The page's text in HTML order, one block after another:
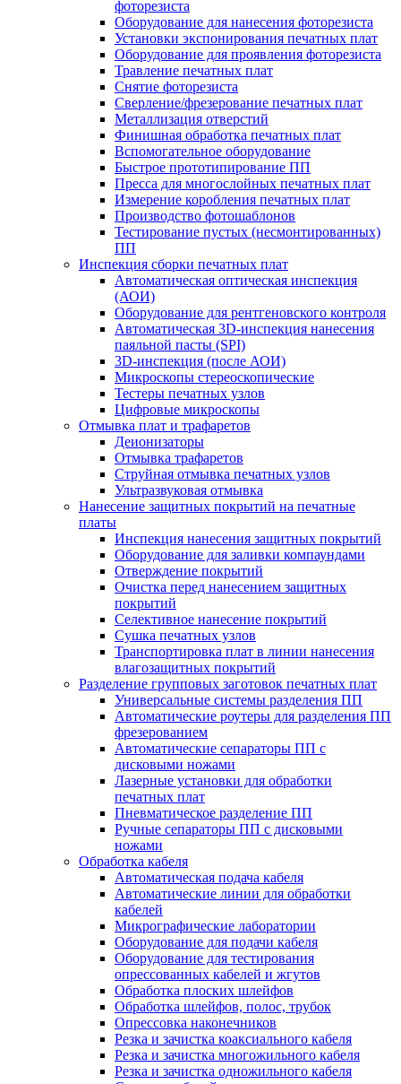
фоторезиста
Оборудование для нанесения фоторезиста
Установки экспонирования печатных плат
Оборудование для проявления фоторезиста
Травление печатных плат
Снятие фоторезиста
Сверление/фрезерование печатных плат
Металлизация отверстий
Финишная обработка печатных плат
Вспомогательное оборудование
Быстрое прототипирование ПП
Пресса для многослойных печатных плат
Измерение коробления печатных плат
Производство фотошаблонов
Тестирование пустых (несмонтированных)
ПП
Инспекция сборки печатных плат
Автоматическая оптическая инспекция
(АОИ)
Оборудование для рентгеновского контроля
Автоматическая 3D-инспекция нанесения
паяльной пасты (SPI)
3D-инспекция (после АОИ)
Микроскопы стереоскопические
Тестеры печатных узлов
Цифровые микроскопы
Отмывка плат и трафаретов
Деионизаторы
Отмывка трафаретов
Струйная отмывка печатных узлов
Ультразвуковая отмывка
Нанесение защитных покрытий на печатные
платы
Инспекция нанесения защитных покрытий
Оборудование для заливки компаундами
Отверждение покрытий
Очистка перед нанесением защитных
покрытий
Селективное нанесение покрытий
Сушка печатных узлов
Транспортировка плат в линии нанесения
влагозащитных покрытий
Разделение групповых заготовок печатных плат
Универсальные системы разделения ПП
Автоматические роутеры для разделения ПП
фрезерованием
Автоматические сепараторы ПП с
дисковыми ножами
Лазерные установки для обработки
печатных плат
Пневматическое разделение ПП
Ручные сепараторы ПП с дисковыми
ножами
Обработка кабеля
Автоматическая подача кабеля
Автоматические линии для обработки
кабелей
Микрографические лаборатории
Оборудование для подачи кабеля
Оборудование для тестирования
опрессованных кабелей и жгутов
Обработка плоских шлейфов
Обработка шлейфов, полос, трубок
Опрессовка наконечников
Резка и зачистка коаксиального кабеля
Резка и зачистка многожильного кабеля
Резка и зачистка одножильного кабеля